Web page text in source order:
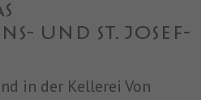
und ST. JOSEF-
in der Kellerei Von